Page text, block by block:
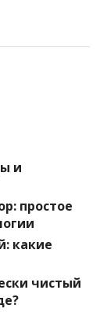
и
простое
какие
чистый